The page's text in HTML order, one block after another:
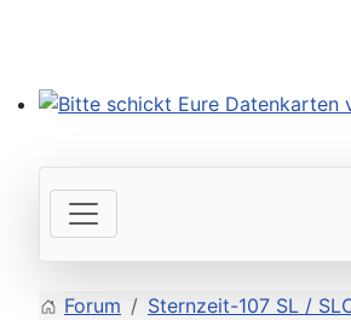
Forum
Sternzeit-107 SL /